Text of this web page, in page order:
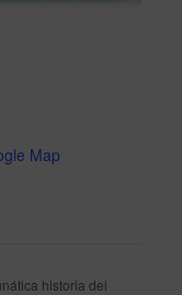
Map
historia del